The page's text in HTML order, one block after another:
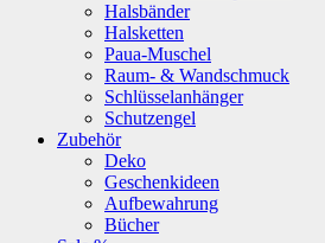
Halsbänder
Halsketten
Paua-Muschel
Raum- & Wandschmuck
Schlüsselanhänger
Schutzengel
Zubehör
Deko
Geschenkideen
Aufbewahrung
Bücher